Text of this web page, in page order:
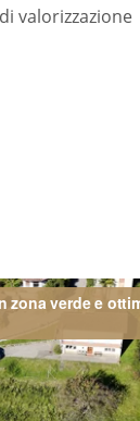
valorizzazione